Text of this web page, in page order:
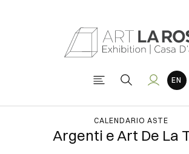
CALENDARIO ASTE
Argenti e Art De La